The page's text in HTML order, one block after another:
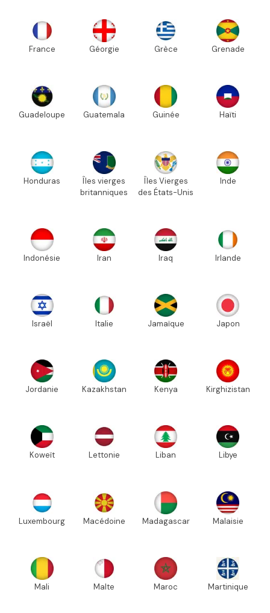
France Géorgie Grèce Grenade
Guadeloupe Guatemala Guinée Haïti
Honduras
Îles vierges
britanniques
Îles Vierges
des États-Unis
Inde
Indonésie Iran Iraq Irlande
Israël Italie Jamaïque Japon
Jordanie Kazakhstan Kenya Kirghizistan
Koweït Lettonie Liban Libye
Luxembourg Macédoine Madagascar Malaisie
Mali Malte Maroc Martinique